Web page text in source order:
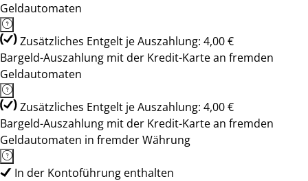
Geldautomaten
Zusätzliches Entgelt je Auszahlung: 4,00 €
Bargeld-Auszahlung mit der Kredit-Karte an fremden
Geldautomaten
Zusätzliches Entgelt je Auszahlung: 4,00 €
Bargeld-Auszahlung mit der Kredit-Karte an fremden
Geldautomaten in fremder Währung
In der Kontoführung enthalten